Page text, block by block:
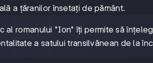
a țăranilor însetați de pământ.
al romanului "Ion" îți permite să
a satului transilvănean de la